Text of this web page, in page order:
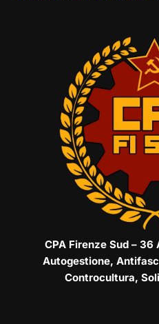
CPA Firenze Sud –
Autogestione,
Controcultura,